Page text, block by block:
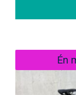
Én